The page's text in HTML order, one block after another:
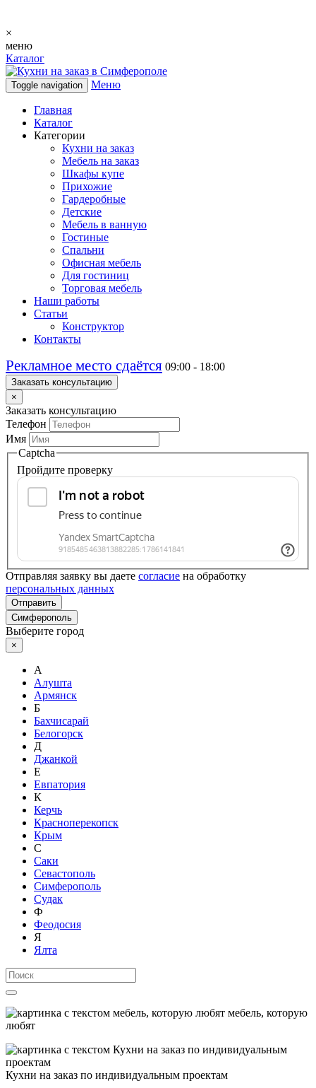
×
меню
Каталог
Toggle navigation Меню
Главная
Каталог
Категории
Кухни на заказ
Мебель на заказ
Шкафы купе
Прихожие
Гардеробные
Детские
Мебель в ванную
Гостиные
Спальни
Офисная мебель
Для гостиниц
Торговая мебель
Наши работы
Статьи
Конструктор
Контакты
Рекламное место сдаётся 09:00 - 18:00
Заказать консультацию
×
Заказать консультацию
Телефон
Имя
Captcha
Пройдите проверку
Отправляя заявку вы даете согласие на обработку
персональных данных
Отправить
Симферополь
Выберите город
×
А
Алушта
Армянск
Б
Бахчисарай
Белогорск
Д
Джанкой
Е
Евпатория
К
Керчь
Красноперекопск
Крым
С
Саки
Севастополь
Симферополь
Судак
Ф
Феодосия
Я
Ялта
мебель, которую
любят
Кухни на заказ по индивидуальным проектам